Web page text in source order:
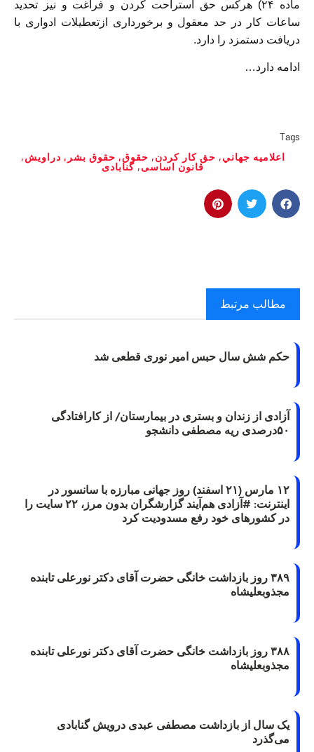
ماده ۲۴) هرکس حق استراحت کردن و فراغت و نیز تحدید
ساعات کار در حد معقول و برخورداری ازتعطیلات ادواری با
دریافت دستمزد را دارد.
ادامه دارد…
Tags
اعلاميه جهاني, حق كار كردن, حقوق, حقوق بشر , دراویش,
قانون اساسى, گنابادی
مطالب مرتبط
حکم شش سال حبس امیر نوری قطعی شد
آزادی از زندان و بستری در بیمارستان/ از کارافتادگی
۵۰درصدی ریه مصطفی دانشجو
۱۲ مارس (۲۱ اسفند) روز جهانی مبارزه با سانسور در
اینترنت: #آزادی هم‌آیند گزارشگران‌ بدون مرز، ۲۲ سایت را
در کشورهای خود رفع مسدودیت کرد
۳۸۹ روز بازداشت خانگی حضرت آقای دکتر نورعلی تابنده
مجذوبعلیشاه
۳۸۸ روز بازداشت خانگی حضرت آقای دکتر نورعلی تابنده
مجذوبعلیشاه
یک سال از بازداشت مصطفی عبدی درویش گنابادی
می‌گذرد